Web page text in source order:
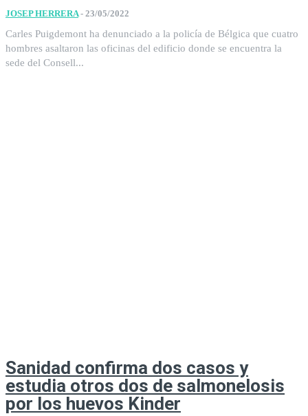
JOSEP HERRERA - 23/05/2022
Carles Puigdemont ha denunciado a la policía de Bélgica que cuatro
hombres asaltaron las oficinas del edificio donde se encuentra la
sede del Consell...
Sanidad confirma dos casos y
estudia otros dos de salmonelosis
por los huevos Kinder